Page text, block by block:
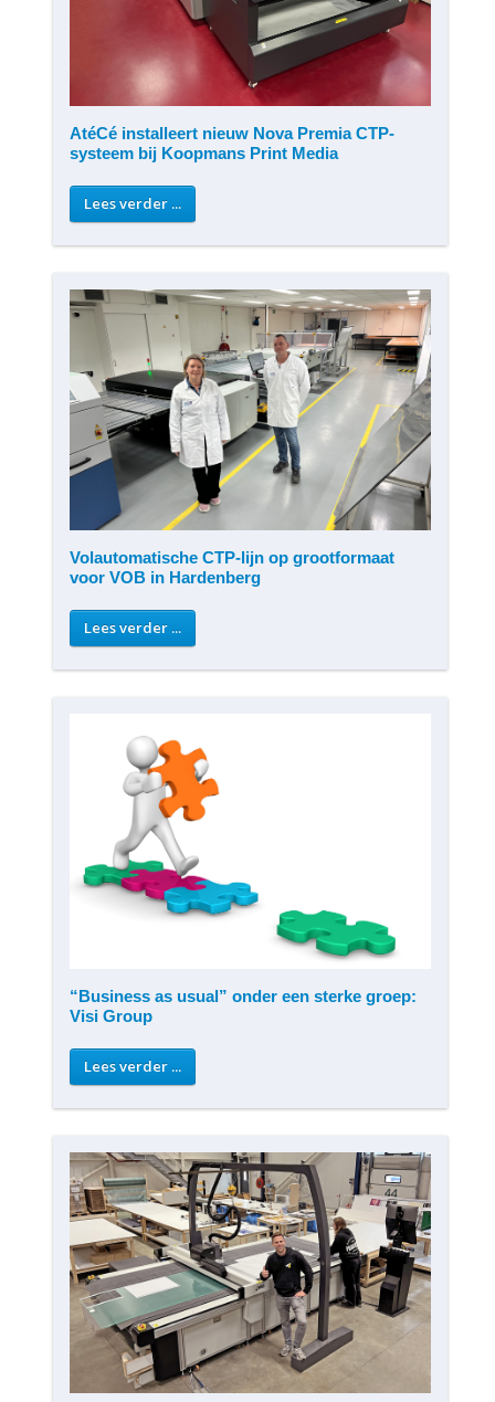
AtéCé installeert nieuw Nova Premia CTP-
systeem bij Koopmans Print Media
Lees verder ...
Volautomatische CTP-lijn op grootformaat
voor VOB in Hardenberg
Lees verder ...
“Business as usual” onder een sterke groep:
Visi Group
Lees verder ...